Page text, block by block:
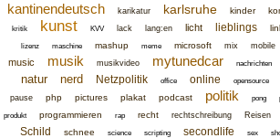
kantinendeutsch karikatur karlsruhe kinder
kritik kunst KVV lack lang:en licht lieblings
lizenz maschine mashup meme microsoft mix mobile
music musik musikvideo mytunedcar nachrichten
natur
nerd Netzpolitik office online opensource
pause php pictures plakat podcast politik pong
produkt programmieren rap recht rechtschreibung Reisen
Schild schnee science scripting secondlife sex